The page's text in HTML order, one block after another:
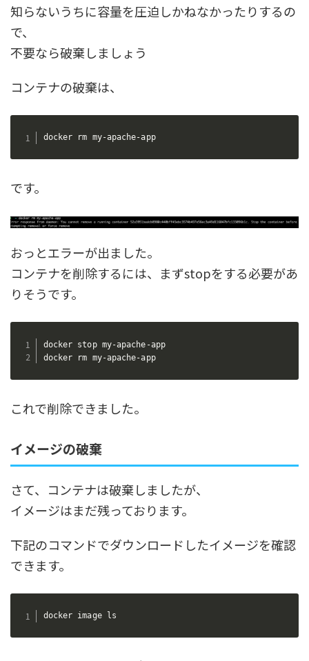
知らないうちに容量を圧迫しかねなかったりするの
で、
不要なら破棄しましょう
コンテナの破棄は、
docker rm my-apache-app
です。
おっとエラーが出ました。
コンテナを削除するには、まずstopをする必要があ
りそうです。
docker stop my-apache-app
docker rm my-apache-app
これで削除できました。
イメージの破棄
さて、コンテナは破棄しましたが、
イメージはまだ残っております。
下記のコマンドでダウンロードしたイメージを確認
できます。
docker image ls